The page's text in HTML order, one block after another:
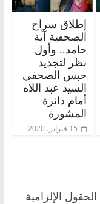
إطلاق سراح
الصحفية آية
حامد.. وأول
نظر لتجديد
حبس الصحفي
السيد عبد اللاه
أمام دائرة
المشورة
15 فبراير، 2020
الحقول الإلزامية